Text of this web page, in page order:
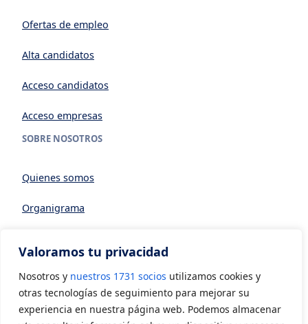
Valoramos tu privacidad
Nosotros y nuestros 1731 socios utilizamos cookies y
otras tecnologías de seguimiento para mejorar su
experiencia en nuestra página web. Podemos almacenar
Ofertas de empleo
Alta candidatos
Acceso candidatos
Acceso empresas
SOBRE NOSOTROS
Quienes somos
Organigrama
Asociarse a AVIA
CONTACTO